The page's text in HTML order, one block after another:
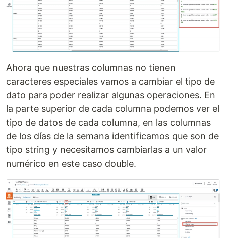
Ahora que nuestras columnas no tienen
caracteres especiales vamos a cambiar el tipo de
dato para poder realizar algunas operaciones. En
la parte superior de cada columna podemos ver el
tipo de datos de cada columna, en las columnas
de los días de la semana identificamos que son de
tipo string y necesitamos cambiarlas a un valor
numérico en este caso double.